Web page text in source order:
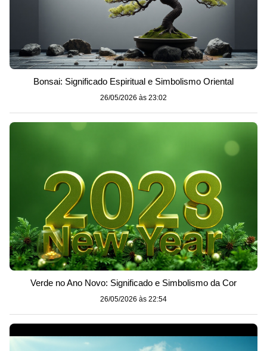
Bonsai: Significado Espiritual e Simbolismo Oriental
26/05/2026 às 23:02
Verde no Ano Novo: Significado e Simbolismo da Cor
26/05/2026 às 22:54